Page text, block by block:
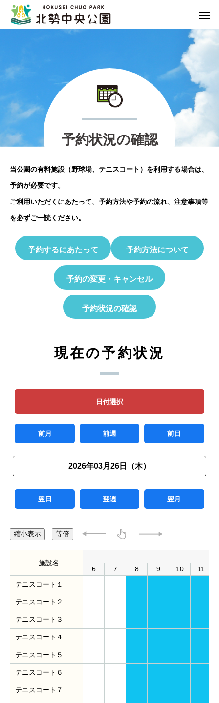
予約状況の確認
当公園の有料施設（野球場、テニスコート）を利用する場合は、
予約が必要です。
ご利用いただくにあたって、予約方法や予約の流れ、注意事項等
を必ずご一読ください。
予約するにあたって 予約方法について
予約の変更・キャンセル
予約状況の確認
現在の予約状況
日付選択
前月 前週 前日
2026年03月26日（木）
翌日 翌週 翌月
縮小表示 等倍
施設名
6
7 8 9 10 11
テニスコート１
テニスコート２
テニスコート３
テニスコート４
テニスコート５
テニスコート６
テニスコート７